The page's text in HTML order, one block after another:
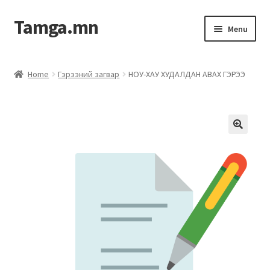
Tamga.mn Menu
Ажил гүйцэтгэх гэрээ
Компанийн удирдлагын бичиг баримт
Home Гэрээний загвар НОУ-ХАУ ХУДАЛДАН АВАХ ГЭРЭЭ